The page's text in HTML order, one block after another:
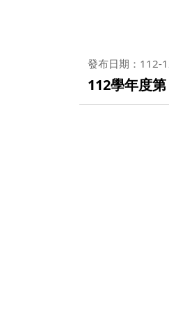
發布日期：112-
112學年度